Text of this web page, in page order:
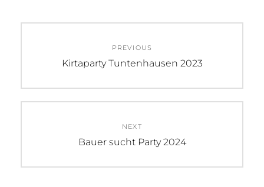
PREVIOUS
Previous
Kirtaparty Tuntenhausen 2023
NEXT
Next
Bauer sucht Party 2024